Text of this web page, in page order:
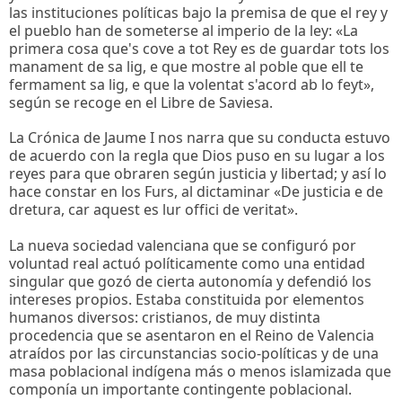
las instituciones políticas bajo la premisa de que el rey y
el pueblo han de someterse al imperio de la ley: «La
primera cosa que's cove a tot Rey es de guardar tots los
manament de sa lig, e que mostre al poble que ell te
fermament sa lig, e que la volentat s'acord ab lo feyt»,
según se recoge en el Libre de Saviesa.
La Crónica de Jaume I nos narra que su conducta estuvo
de acuerdo con la regla que Dios puso en su lugar a los
reyes para que obraren según justicia y libertad; y así lo
hace constar en los Furs, al dictaminar «De justicia e de
dretura, car aquest es lur offici de veritat».
La nueva sociedad valenciana que se configuró por
voluntad real actuó políticamente como una entidad
singular que gozó de cierta autonomía y defendió los
intereses propios. Estaba constituida por elementos
humanos diversos: cristianos, de muy distinta
procedencia que se asentaron en el Reino de Valencia
atraídos por las circunstancias socio-políticas y de una
masa poblacional indígena más o menos islamizada que
componía un importante contingente poblacional.